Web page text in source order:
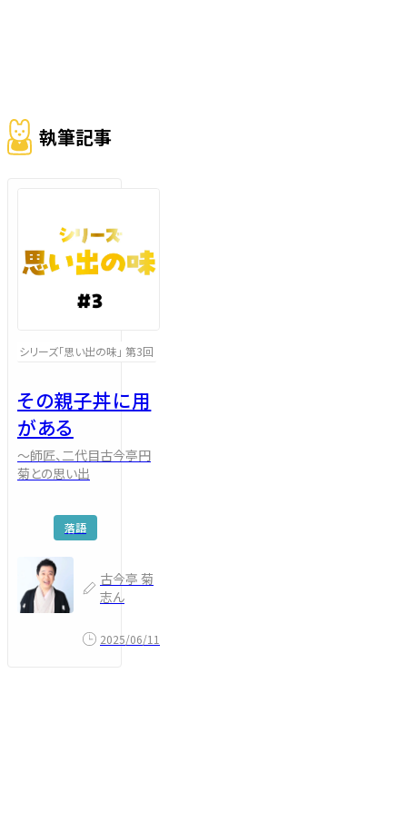
執筆記事
シリーズ「思い出の味」 第3回
その親子丼に用
がある
～師匠、二代目古今亭円
菊との思い出
落語
古今亭 菊
志ん
2025/06/11